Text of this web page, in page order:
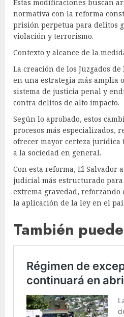
Estas modificaciones buscan
normativa con la reforma
prisión perpetua para delitos
violación y terrorismo.
Contexto y alcance de la
La creación de los Juzgados
en una estrategia más amplia
sistema de justicia penal y
contra delitos de alto impacto.
Según lo aprobado, estos
procesos más especializados,
ofrecer mayor certeza jurídica
a la sociedad en general.
Con esta reforma, El Salvador
judicial más estructurado
extrema gravedad,
la aplicación de la ley en el
También